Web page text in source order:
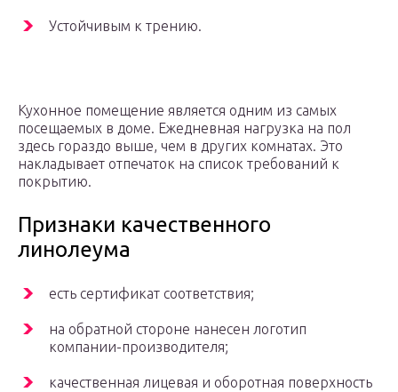
Устойчивым к трению.
Кухонное помещение является одним из самых
посещаемых в доме. Ежедневная нагрузка на пол
здесь гораздо выше, чем в других комнатах. Это
накладывает отпечаток на список требований к
покрытию.
Признаки качественного
линолеума
есть сертификат соответствия;
на обратной стороне нанесен логотип
компании-производителя;
качественная лицевая и оборотная поверхность